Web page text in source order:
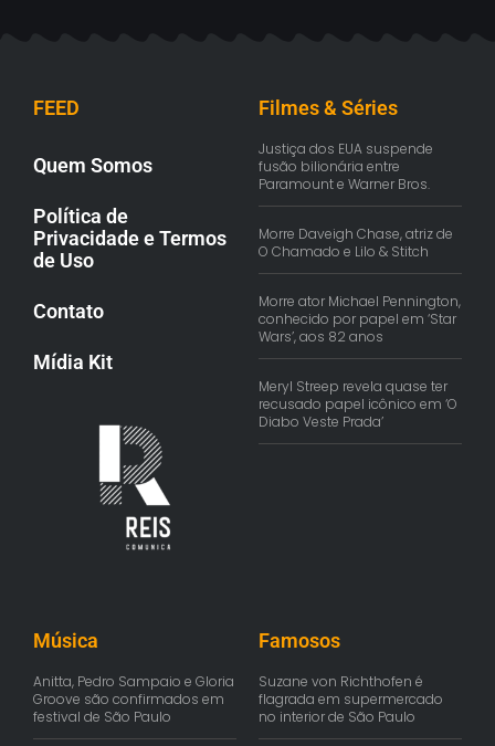
FEED
Quem Somos
Política de
Privacidade e Termos
de Uso
Contato
Mídia Kit
Filmes & Séries
Justiça dos EUA suspende
fusão bilionária entre
Paramount e Warner Bros.
Morre Daveigh Chase, atriz de
O Chamado e Lilo & Stitch
Morre ator Michael Pennington,
conhecido por papel em ‘Star
Wars’, aos 82 anos
Meryl Streep revela quase ter
recusado papel icônico em ‘O
Diabo Veste Prada’
Música
Anitta, Pedro Sampaio e Gloria
Groove são confirmados em
festival de São Paulo
Famosos
Suzane von Richthofen é
flagrada em supermercado
no interior de São Paulo